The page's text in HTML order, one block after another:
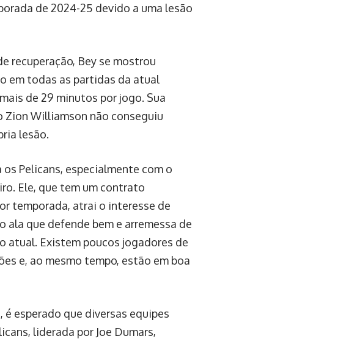
de 2024-25 devido a uma lesão
recuperação, Bey se mostrou
em todas as partidas da atual
de 29 minutos por jogo. Sua
Williamson não conseguiu
lesão.
Pelicans, especialmente com o
Ele, que tem um contrato
temporada, atrai o interesse de
que defende bem e arremessa de
atual. Existem poucos jogadores de
e, ao mesmo tempo, estão em boa
esperado que diversas equipes
liderada por Joe Dumars,